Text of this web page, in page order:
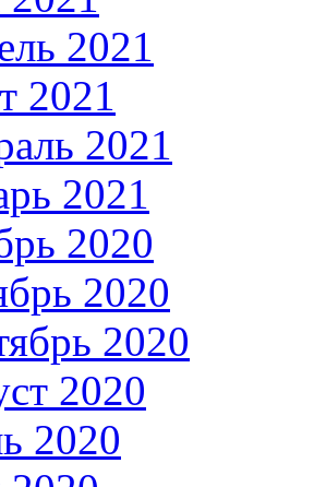
2021
2021
2021
2021
2020
2020
2020
2020
2020